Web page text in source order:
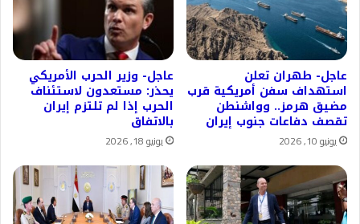
عاجل- طهران تعلن
استهداف سفن أمريكية قرب
مضيق هرمز.. وواشنطن
تقصف دفاعات جنوب إيران
يونيو 10, 2026
عاجل- وزير الحرب الأمريكي
يحذر: مستعدون لاستئناف
الحرب إذا لم تلتزم إيران
بالاتفاق
يونيو 18, 2026